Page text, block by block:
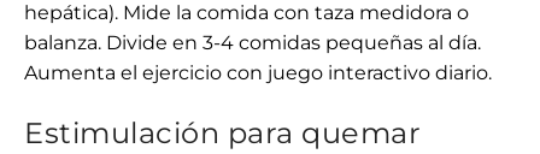
hepática). Mide la comida con taza medidora o
balanza. Divide en 3-4 comidas pequeñas al día.
Aumenta el ejercicio con juego interactivo diario.
Estimulación para quemar